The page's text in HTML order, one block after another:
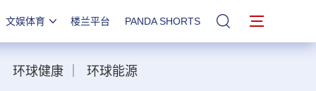
文娱体育 楼兰平台 PANDA SHORTS 站内搜索
环球健康 环球能源